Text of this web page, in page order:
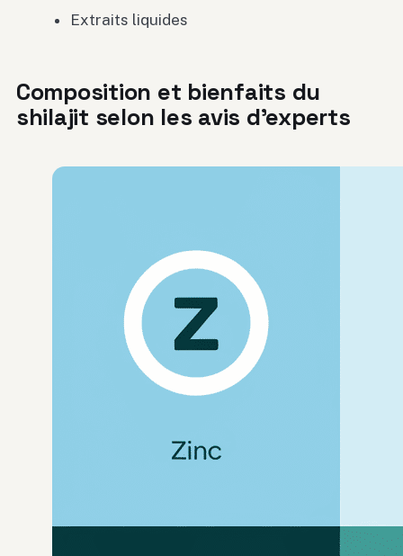
Extraits liquides
Composition et bienfaits du
shilajit selon les avis d’experts